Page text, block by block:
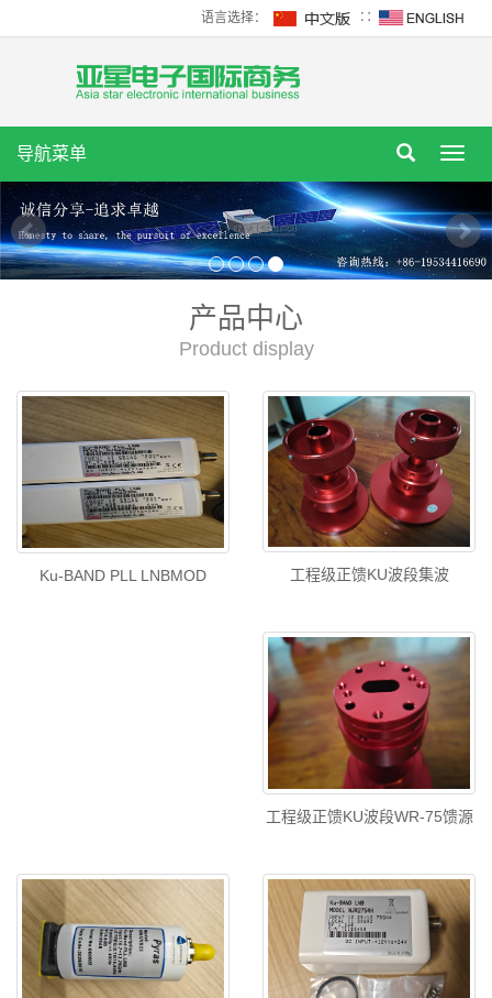
语言选择： ∷
导航菜单
产品中心
Product display
Ku-BAND PLL LNBMOD 工程级正馈KU波段集波
工程级正馈KU波段WR-75馈源